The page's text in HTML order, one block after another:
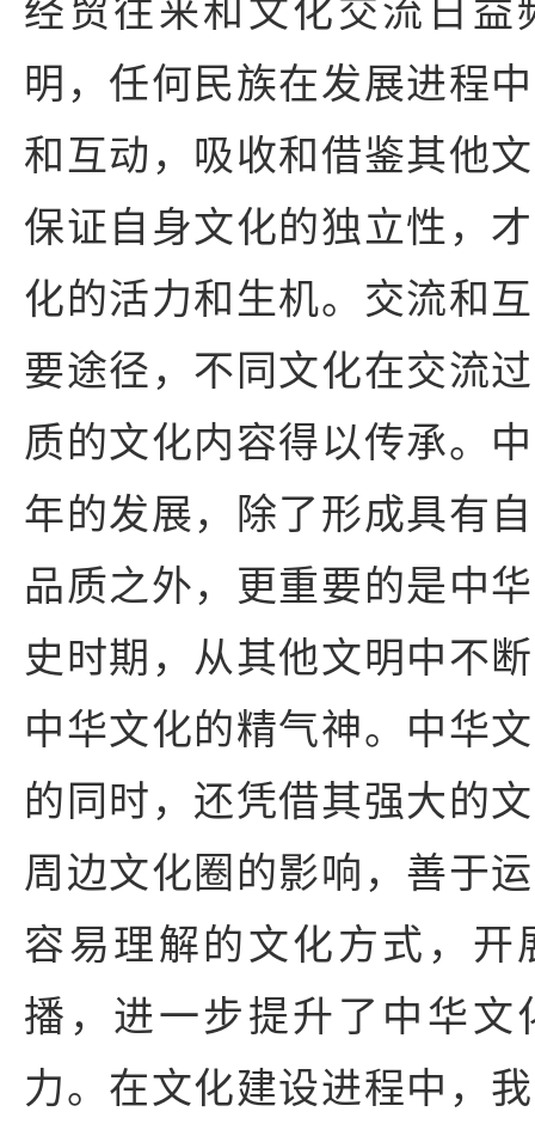
明，任何民族在发展进程
和互动，吸收和借鉴其他
保证自身文化的独立性，
化的活力和生机。交流和
要途径，不同文化在交流
质的文化内容得以传承。
年的发展，除了形成具有
品质之外，更重要的是中
史时期，从其他文明中不
中华文化的精气神。中华
的同时，还凭借其强大的
周边文化圈的影响，善于
容易理解的文化方式，开
播，进一步提升了中华文
力。在文化建设进程中，